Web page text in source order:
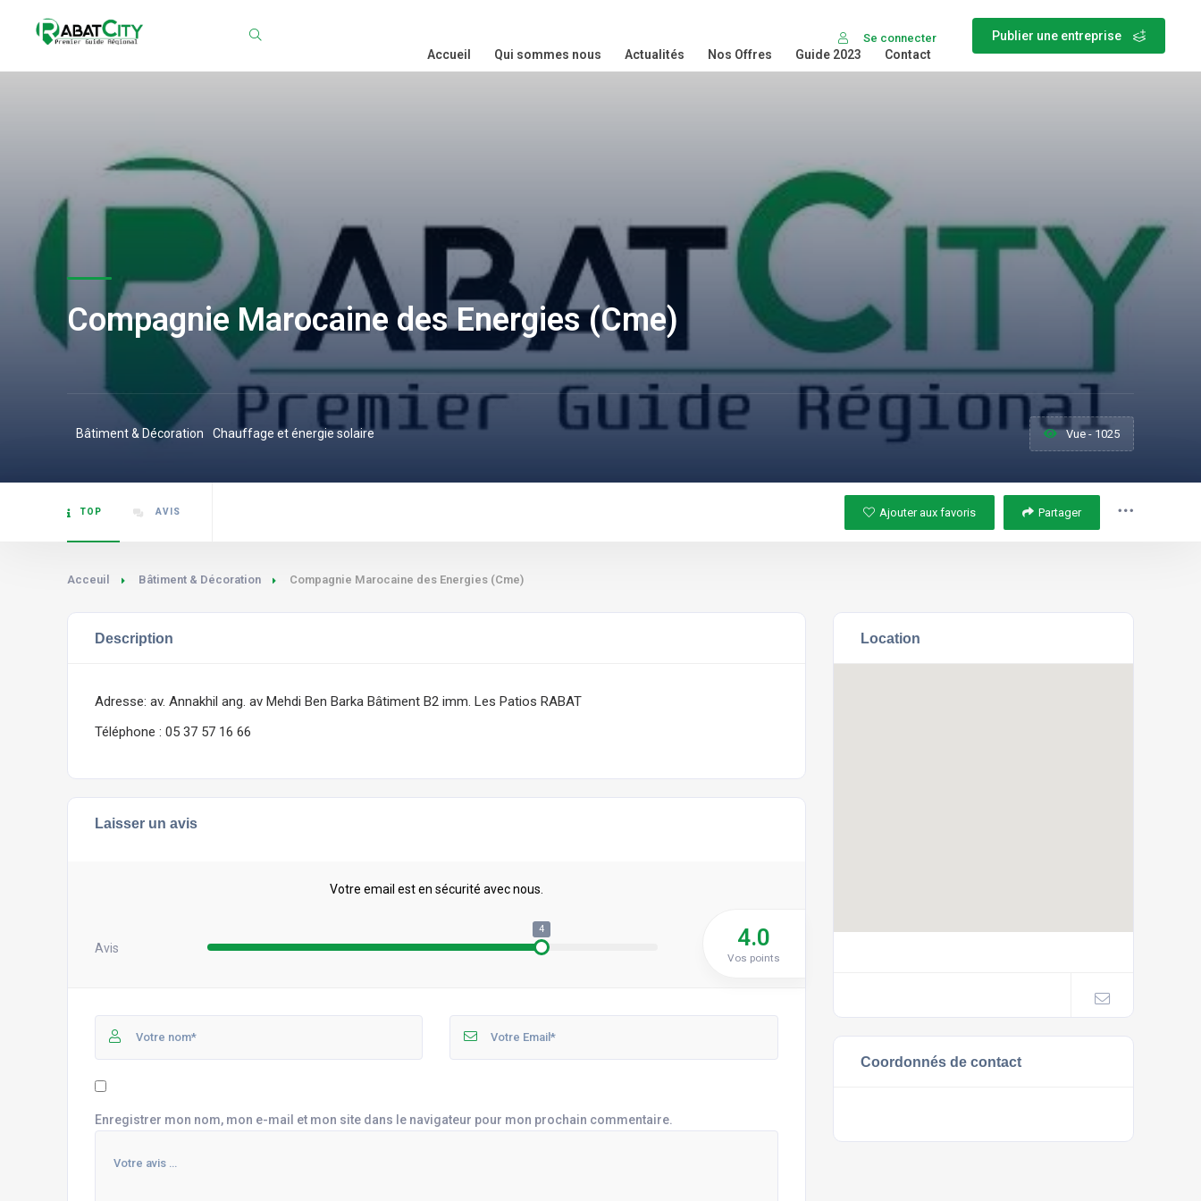
Publier une entreprise
Se connecter
Accueil Qui sommes nous Actualités Nos Offres Guide 2023 Contact
Compagnie Marocaine des Energies (Cme)
Bâtiment & Décoration Chauffage et énergie solaire Vue - 1025
TOP AVIS Ajouter aux favoris Partager
Acceuil Bâtiment & Décoration Compagnie Marocaine des Energies (Cme)
Description
Adresse: av. Annakhil ang. av Mehdi Ben Barka Bâtiment B2 imm. Les Patios RABAT
Téléphone : 05 37 57 16 66
Laisser un avis
Votre email est en sécurité avec nous.
Avis
4 4.0
Vos points
Enregistrer mon nom, mon e-mail et mon site dans le navigateur pour mon prochain commentaire.
Location
Coordonnés de contact